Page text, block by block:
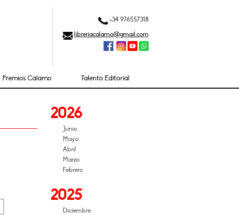
+34 976557318
libreriacalamo@gmail.com
Premios Cálamo Talento Editorial
2026
Junio
Mayo
Abril
Marzo
Febrero
2025
Diciembre